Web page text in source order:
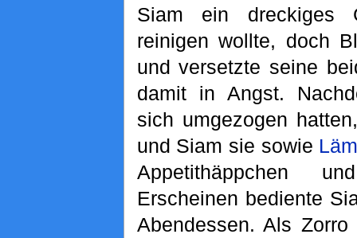
Siam ein dreckiges
reinigen wollte, doch
und versetzte seine
damit in Angst.
sich umgezogen
und Siam sie sowie
Appetithäppchen
Erscheinen bediente
Abendessen. Als